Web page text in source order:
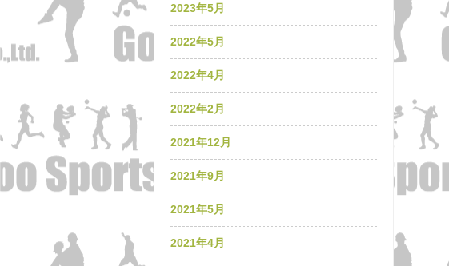
2023年5月
2022年5月
2022年4月
2022年2月
2021年12月
2021年9月
2021年5月
2021年4月